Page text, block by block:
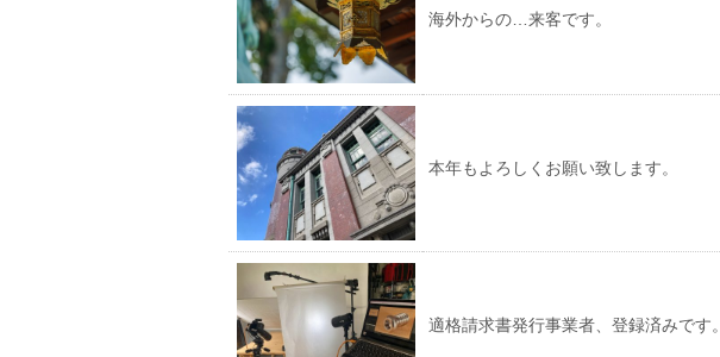
海外からの…来客です。
本年もよろしくお願い致します。
適格請求書発行事業者、登録済みです。